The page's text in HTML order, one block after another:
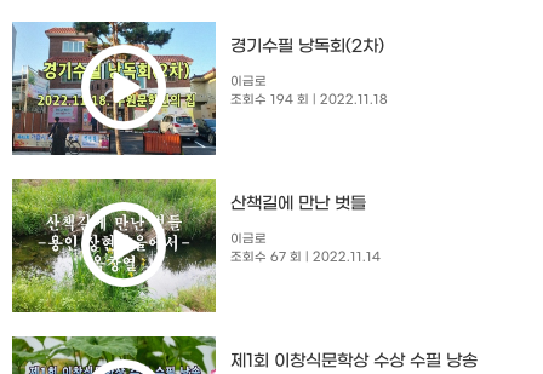
경기수필 낭독회(2차)
이금로
조회수 194 회
| 2022.11.18
산책길에 만난 벗들
이금로
조회수 67 회
| 2022.11.14
제1회 이창식문학상 수상 수필 낭송